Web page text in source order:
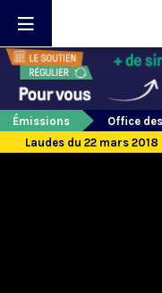
Émissions
Office
Laudes du 22 mars 2018